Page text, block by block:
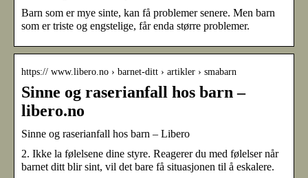
Barn som er mye sinte, kan få problemer senere. Men barn
som er triste og engstelige, får enda større problemer.
https:// www.libero.no › barnet-ditt › artikler › smabarn
Sinne og raserianfall hos barn –
libero.no
Sinne og raserianfall hos barn – Libero
2. Ikke la følelsene dine styre. Reagerer du med følelser når
barnet ditt blir sint, vil det bare få situasjonen til å eskalere.